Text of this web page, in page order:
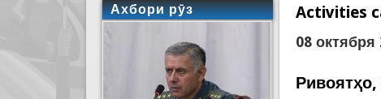
Activities
08 октября
Ахбори рӯз